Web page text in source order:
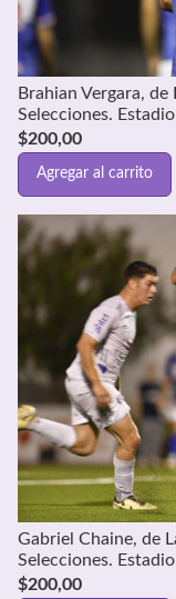
Brahian Vergara, de
Selecciones.
$200,00
Agregar al carrito
Gabriel Chaine, de
Selecciones.
$200,00